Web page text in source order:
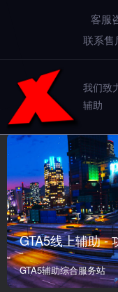
客服
联系售
我们致
辅助
GTA5线上辅助 -
GTA5辅助综合服务站